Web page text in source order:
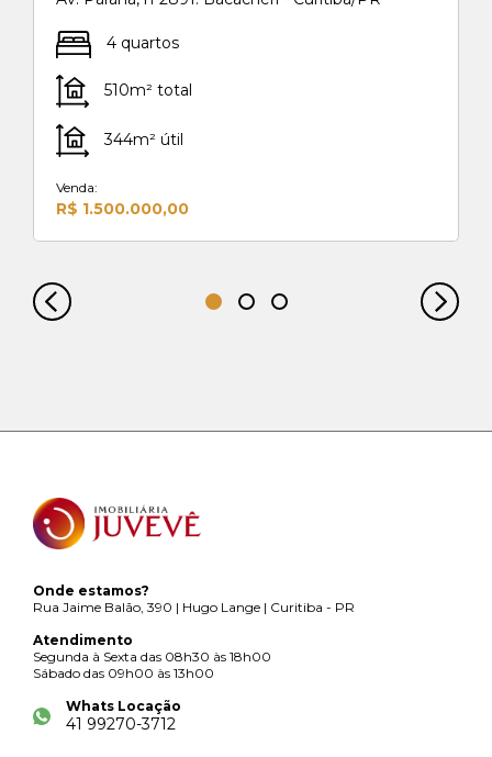
4 quartos
510m² total
344m² útil
Venda:
R$ 1.500.000,00
Onde estamos?
Rua Jaime Balão, 390 | Hugo Lange | Curitiba - PR
Atendimento
Segunda à Sexta das 08h30 às 18h00
Sábado das 09h00 às 13h00
Whats Locação
41 99270-3712